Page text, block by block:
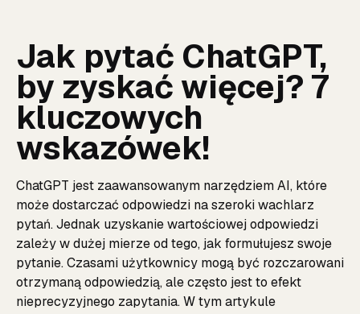
Jak pytać ChatGPT,
by zyskać więcej? 7
kluczowych
wskazówek!
ChatGPT jest zaawansowanym narzędziem AI, które
może dostarczać odpowiedzi na szeroki wachlarz
pytań. Jednak uzyskanie wartościowej odpowiedzi
zależy w dużej mierze od tego, jak formułujesz swoje
pytanie. Czasami użytkownicy mogą być rozczarowani
otrzymaną odpowiedzią, ale często jest to efekt
nieprecyzyjnego zapytania. W tym artykule